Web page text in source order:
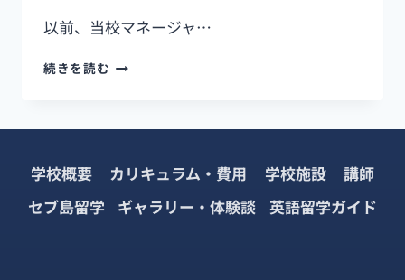
以前、当校マネージャ…
続きを読む
め
お
学校概要 カリキュラム・費用 学校施設
講師
セブ島留学 ギャラリー・体験談 英語留学ガイド